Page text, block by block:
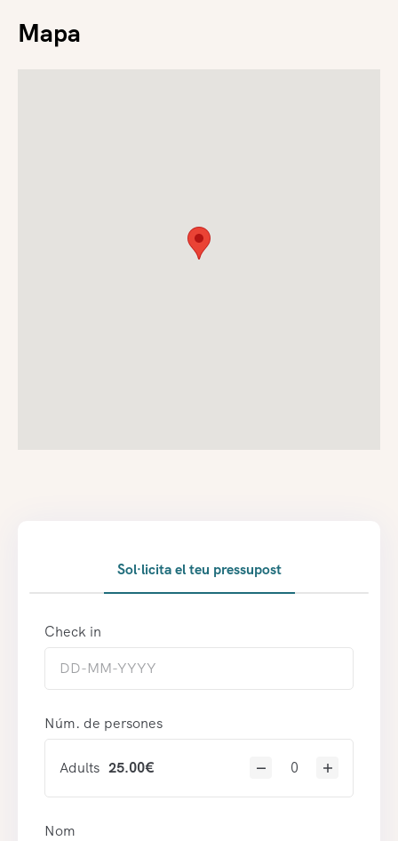
Mapa
Sol·licita el teu pressupost
Check in
Núm. de persones
Adults 25.00€
Nom